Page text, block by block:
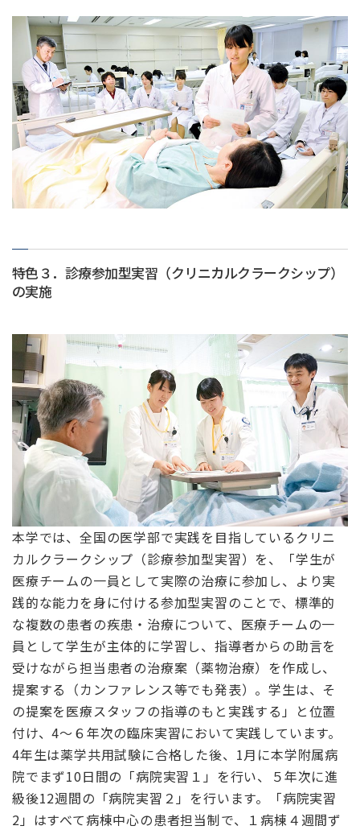
特色３．診療参加型実習（クリニカルクラークシップ）
の実施
本学では、全国の医学部で実践を目指しているクリニ
カルクラークシップ（診療参加型実習）を、「学生が
医療チームの一員として実際の治療に参加し、より実
践的な能力を身に付ける参加型実習のことで、標準的
な複数の患者の疾患・治療について、医療チームの一
員として学生が主体的に学習し、指導者からの助言を
受けながら担当患者の治療案（薬物治療）を作成し、
提案する（カンファレンス等でも発表）。学生は、そ
の提案を医療スタッフの指導のもと実践する」と位置
付け、4〜６年次の臨床実習において実践しています。
4年生は薬学共用試験に合格した後、1月に本学附属病
院でまず10日間の「病院実習１」を行い、５年次に進
級後12週間の「病院実習２」を行います。「病院実習
2」はすべて病棟中心の患者担当制で、１病棟４週間ず